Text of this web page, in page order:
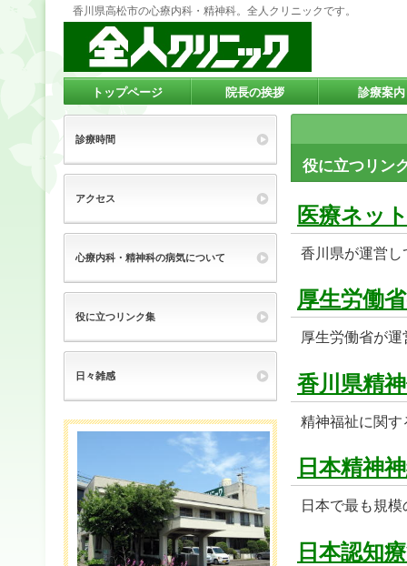
香川県高松市の心療内科・精神科。全人クリニックです。
役に立つリン
医療ネッ
香川県が運営
厚生労働
厚生労働省が
香川県精
精神福祉に関
日本精神
日本で最も規
日本認知
トップページ 院長の挨拶 診療案内
診療時間
アクセス
心療内科・精神科の病気について
役に立つリンク集
日々雑感